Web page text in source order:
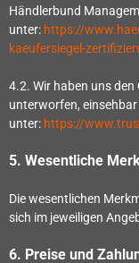
Händlerbund
unter: https://
kaeufersiegel-
4.2. Wir haben uns
unterworfen, einsehbar
unter: https://
5. Wesentliche
Die wesentlichen
sich im jeweiligen
6. Preise und